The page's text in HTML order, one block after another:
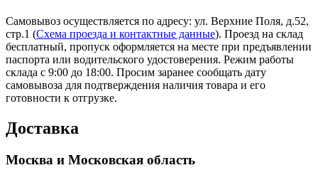
Самовывоз осуществляется по адресу: ул. Верхние Поля, д.52,
стр.1 (Схема проезда и контактные данные). Проезд на склад
бесплатный, пропуск оформляется на месте при предъявлении
паспорта или водительского удостоверения. Режим работы
склада с 9:00 до 18:00. Просим заранее сообщать дату
самовывоза для подтверждения наличия товара и его
готовности к отгрузке.
Доставка
Москва и Московская область